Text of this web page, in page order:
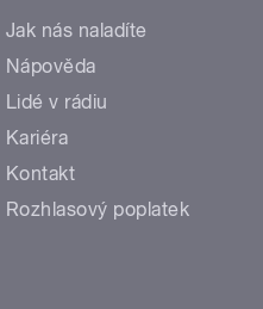
Jak nás naladíte
Nápověda
Lidé v rádiu
Kariéra
Kontakt
Rozhlasový poplatek